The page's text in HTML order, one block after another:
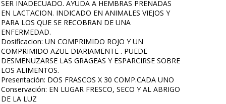
SER INADECUADO. AYUDA A HEMBRAS PREÑADAS
EN LACTACION. INDICADO EN ANIMALES VIEJOS Y
PARA LOS QUE SE RECOBRAN DE UNA
ENFERMEDAD.
Dosificacion: UN COMPRIMIDO ROJO Y UN
COMPRIMIDO AZUL DIARIAMENTE . PUEDE
DESMENUZARSE LAS GRAGEAS Y ESPARCIRSE SOBRE
LOS ALIMENTOS.
Presentación: DOS FRASCOS X 30 COMP.CADA UNO
Conservación: EN LUGAR FRESCO, SECO Y AL ABRIGO
DE LA LUZ